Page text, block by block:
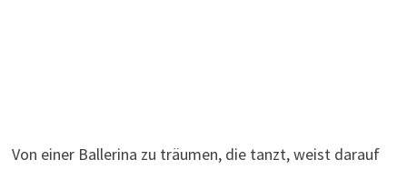
Von einer Ballerina zu träumen, die tanzt, weist darauf